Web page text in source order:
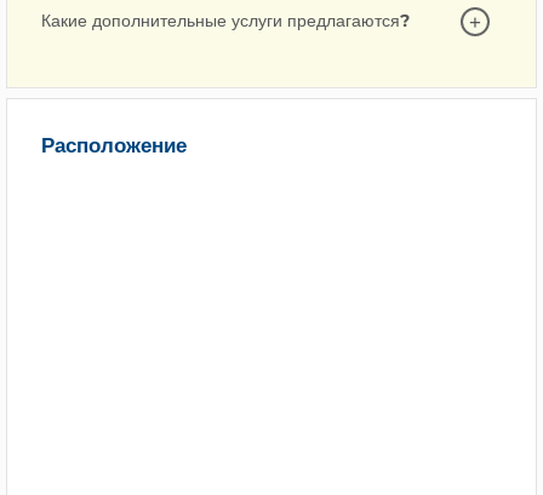
Какие дополнительные услуги предлагаются?
Расположение